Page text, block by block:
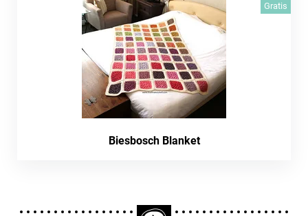
Gratis
Biesbosch Blanket